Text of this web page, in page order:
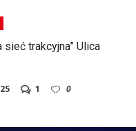
sieć trakcyjna” Ulica
1 0